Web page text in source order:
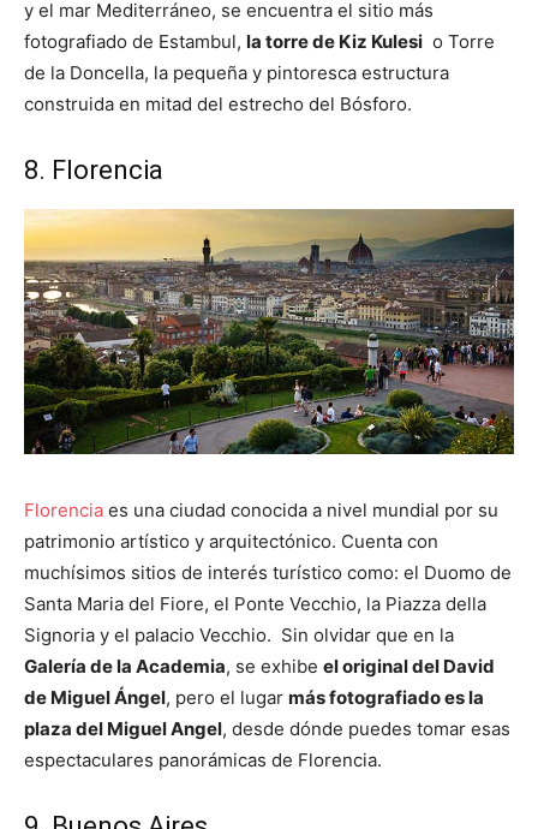
y el mar Mediterráneo, se encuentra el sitio más
fotografiado de Estambul, la torre de Kiz Kulesi o Torre
de la Doncella, la pequeña y pintoresca estructura
construida en mitad del estrecho del Bósforo.
8. Florencia
Florencia es una ciudad conocida a nivel mundial por su
patrimonio artístico y arquitectónico. Cuenta con
muchísimos sitios de interés turístico como: el Duomo de
Santa Maria del Fiore, el Ponte Vecchio, la Piazza della
Signoria y el palacio Vecchio. Sin olvidar que en la
Galería de la Academia, se exhibe el original del David
de Miguel Ángel, pero el lugar más fotografiado es la
plaza del Miguel Angel, desde dónde puedes tomar esas
espectaculares panorámicas de Florencia.